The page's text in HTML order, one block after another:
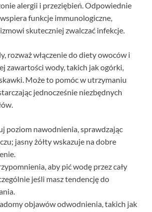
alergii i przeziębień. Odpowiednie
funkcje immunologiczne,
skuteczniej zwalczać infekcje.
rozważ włączenie do diety owoców i
zawartości wody, takich jak ogórki,
Może to pomóc w utrzymaniu
jednocześnie niezbędnych
poziom nawodnienia, sprawdzając
jasny żółty wskazuje na dobre
aby pić wodę przez cały
jeśli masz tendencję do
objawów odwodnienia, takich jak